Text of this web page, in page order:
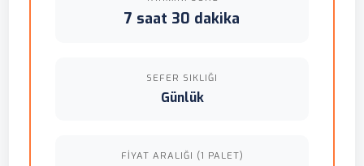
7 saat 30 dakika
SEFER SIKLIĞI
Günlük
FIYAT ARALIĞI (1 PALET)